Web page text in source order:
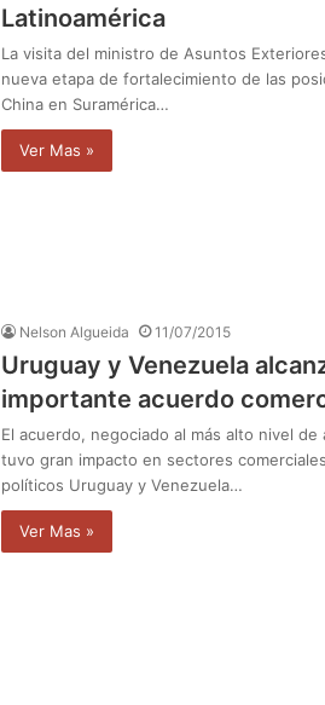
Latinoamérica
La visita del ministro de Asuntos
nueva etapa de fortalecimiento de las
China en Suramérica…
Ver Mas »
Nelson Algueida 11/07/2015
Uruguay y Venezuela
importante acuerdo
El acuerdo, negociado al más alto nivel de
tuvo gran impacto en sectores
políticos Uruguay y Venezuela…
Ver Mas »